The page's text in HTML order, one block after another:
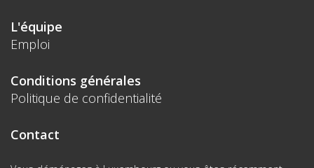
L'équipe
Emploi
Conditions générales
Politique de confidentialité
Contact